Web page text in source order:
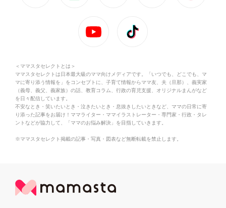
＜ママスタセレクトとは＞
ママスタセレクトは日本最大級のママ向けメディアです。「いつでも、どこでも、マ
マに寄り添う情報を」をコンセプトに、子育て情報からママ友、夫（旦那）、義実家
（義母、義父、義家族）の話、教育コラム、行政の育児支援、オリジナルまんがなど
を日々配信しています。
不安なとき・笑いたいとき・泣きたいとき・息抜きしたいときなど、ママの日常に寄
り添った記事をお届け！ママライター・ママイラストレーター・専門家・行政・タレ
ントなどが協力して、「ママのお悩み解決」を目指していきます。
※ママスタセレクト掲載の記事・写真・図表など無断転載を禁止します。